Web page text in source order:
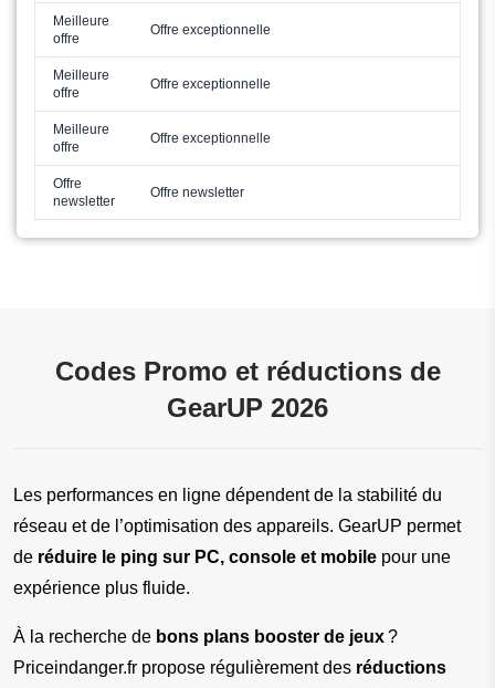
Meilleure
offre
Offre exceptionnelle
Meilleure
offre
Offre exceptionnelle
Meilleure
offre
Offre exceptionnelle
Offre
newsletter
Offre newsletter
Codes Promo et réductions de
GearUP 2026
Les performances en ligne dépendent de la stabilité du
réseau et de l’optimisation des appareils. GearUP permet
de réduire le ping sur PC, console et mobile pour une
expérience plus fluide.
À la recherche de bons plans booster de jeux ?
Priceindanger.fr propose régulièrement des réductions